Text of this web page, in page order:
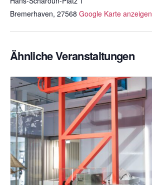
Bremerhaven, 27568 Google Karte anzeigen
Ähnliche Veranstaltungen